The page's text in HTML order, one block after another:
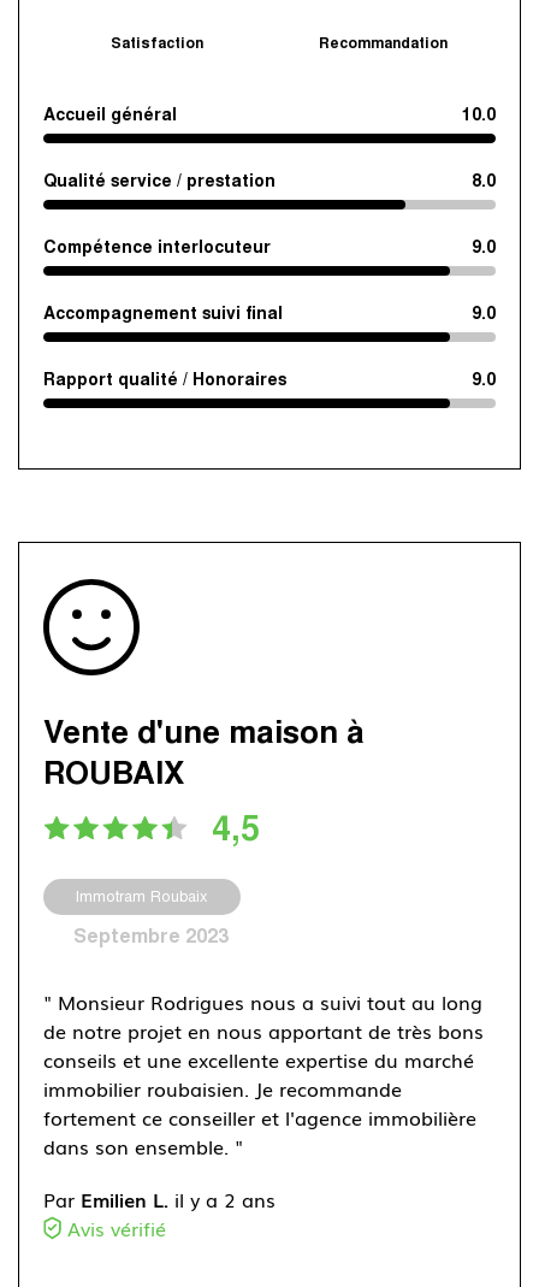
Satisfaction Recommandation
Accueil général 10.0
Qualité service / prestation 8.0
Compétence interlocuteur 9.0
Accompagnement suivi final 9.0
Rapport qualité / Honoraires 9.0
Vente d'une maison à
ROUBAIX
4,5
Immotram Roubaix
Septembre 2023
" Monsieur Rodrigues nous a suivi tout au long
de notre projet en nous apportant de très bons
conseils et une excellente expertise du marché
immobilier roubaisien. Je recommande
fortement ce conseiller et l'agence immobilière
dans son ensemble. "
Par Emilien L. il y a 2 ans
Avis vérifié